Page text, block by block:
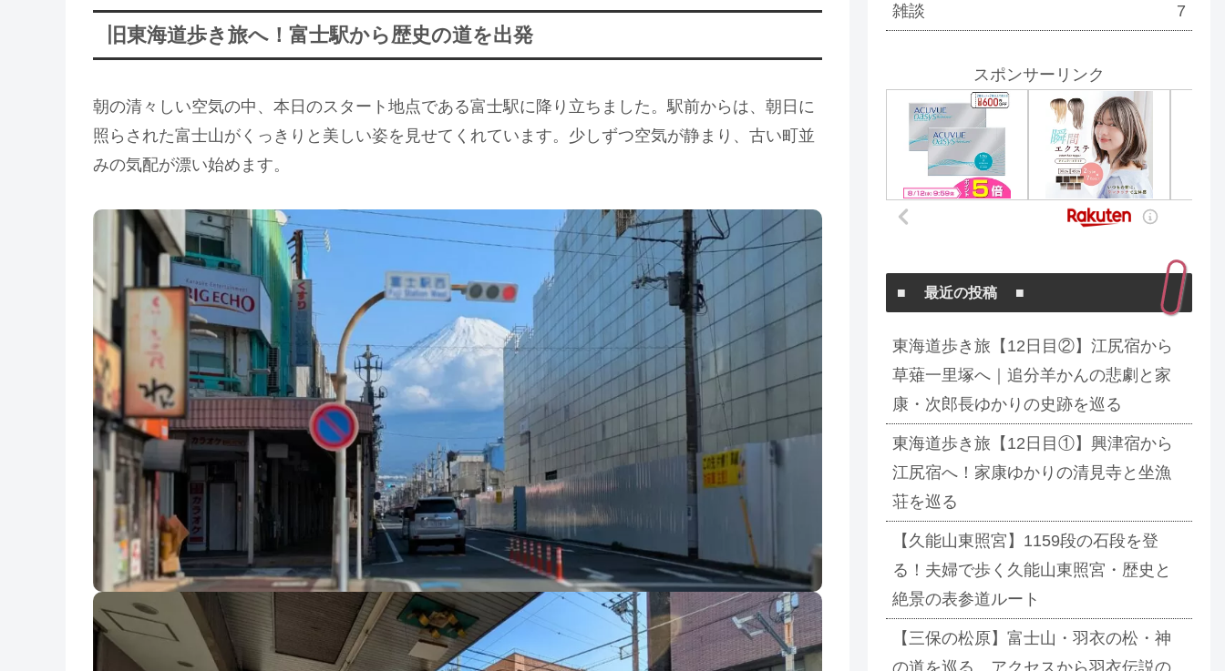
旧東海道歩き旅へ！富士駅から歴史の道を出発
朝の清々しい空気の中、本日のスタート地点である富士駅に降り立ちました。駅前からは、朝日に
照らされた富士山がくっきりと美しい姿を見せてくれています。少しずつ空気が静まり、古い町並
みの気配が漂い始めます。
雑談 7
スポンサーリンク
■ 最近の投稿 ■
東海道歩き旅【12日目②】江尻宿から
草薙一里塚へ｜追分羊かんの悲劇と家
康・次郎長ゆかりの史跡を巡る
東海道歩き旅【12日目①】興津宿から
江尻宿へ！家康ゆかりの清見寺と坐漁
荘を巡る
【久能山東照宮】1159段の石段を登
る！夫婦で歩く久能山東照宮・歴史と
絶景の表参道ルート
【三保の松原】富士山・羽衣の松・神